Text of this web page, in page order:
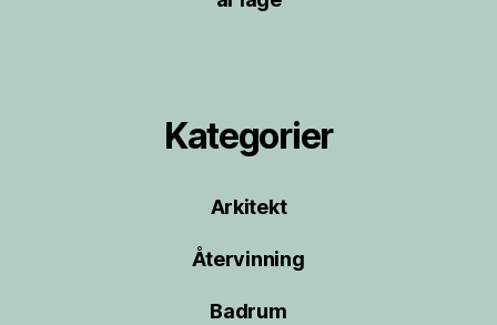
Kategorier
Arkitekt
Återvinning
Badrum